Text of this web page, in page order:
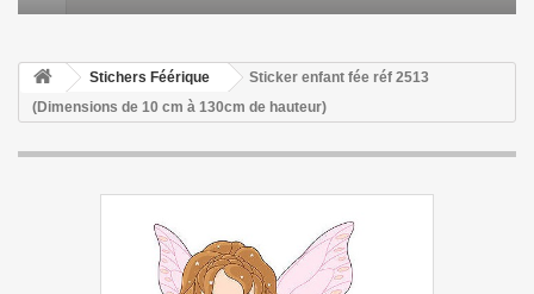
Stichers Féérique
Sticker enfant fée réf 2513
(Dimensions de 10 cm à 130cm de hauteur)